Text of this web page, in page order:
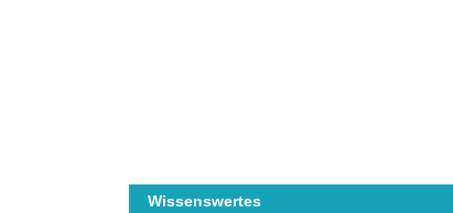
Wissenswertes